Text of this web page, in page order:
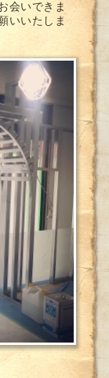
会いできま
いいたしま